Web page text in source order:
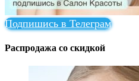
Подпишись в Телеграм
Распродажа со скидкой